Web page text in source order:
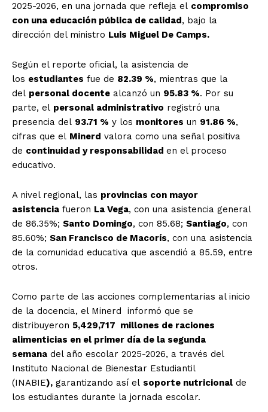
2025-2026, en una jornada que refleja el compromiso
con una educación pública de calidad , bajo la
dirección del ministro Luis Miguel De Camps.
Según el reporte oficial, la asistencia de
los estudiantes fue de 82.39 %, mientras que la
del personal docente alcanzó un 95.83 %. Por su
parte, el personal administrativo registró una
presencia del 93.71 % y los monitores un 91.86 %,
cifras que el Minerd valora como una señal positiva
de continuidad y responsabilidad en el proceso
educativo.
A nivel regional, las provincias con mayor
asistencia fueron La Vega, con una asistencia general
de 86.35%; Santo Domingo, con 85.68; Santiago, con
85.60%; San Francisco de Macorís, con una asistencia
de la comunidad educativa que ascendió a 85.59, entre
otros.
Como parte de las acciones complementarias al inicio
de la docencia, el Minerd informó que se
distribuyeron 5,429,717 millones de raciones
alimenticias en el primer día de la segunda
semana del año escolar 2025-2026, a través del
Instituto Nacional de Bienestar Estudiantil
(INABIE), garantizando así el soporte nutricional de
los estudiantes durante la jornada escolar.